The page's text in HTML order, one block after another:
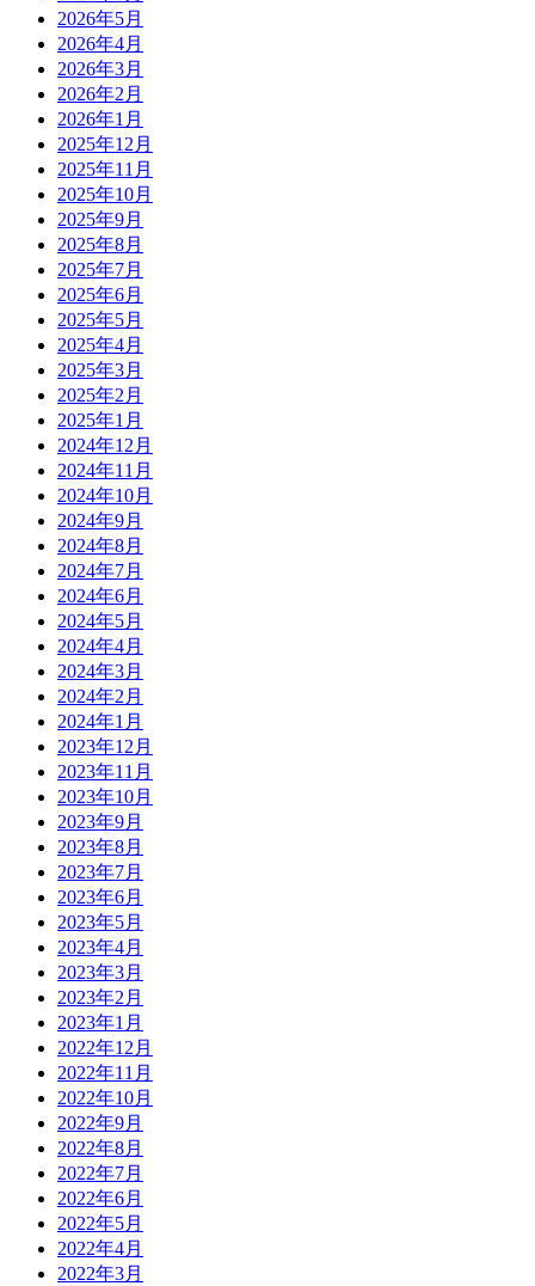
2026年5月
2026年4月
2026年3月
2026年2月
2026年1月
2025年12月
2025年11月
2025年10月
2025年9月
2025年8月
2025年7月
2025年6月
2025年5月
2025年4月
2025年3月
2025年2月
2025年1月
2024年12月
2024年11月
2024年10月
2024年9月
2024年8月
2024年7月
2024年6月
2024年5月
2024年4月
2024年3月
2024年2月
2024年1月
2023年12月
2023年11月
2023年10月
2023年9月
2023年8月
2023年7月
2023年6月
2023年5月
2023年4月
2023年3月
2023年2月
2023年1月
2022年12月
2022年11月
2022年10月
2022年9月
2022年8月
2022年7月
2022年6月
2022年5月
2022年4月
2022年3月